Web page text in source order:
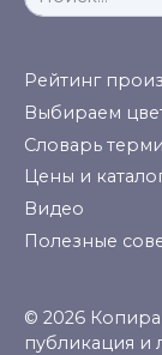
for:
Рейтинг
Выбираем
Словарь
Цены и
Видео
Полезные
© 2026
публикация и